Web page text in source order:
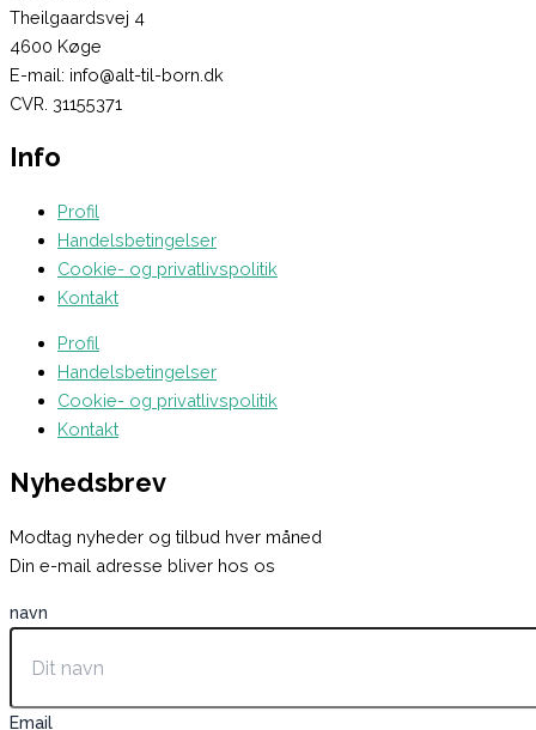
Theilgaardsvej 4
4600 Køge
E-mail: info@alt-til-born.dk
CVR. 31155371
Info
Profil
Handelsbetingelser
Cookie- og privatlivspolitik
Kontakt
Profil
Handelsbetingelser
Cookie- og privatlivspolitik
Kontakt
Nyhedsbrev
Modtag nyheder og tilbud hver måned
Din e-mail adresse bliver hos os
navn
Email